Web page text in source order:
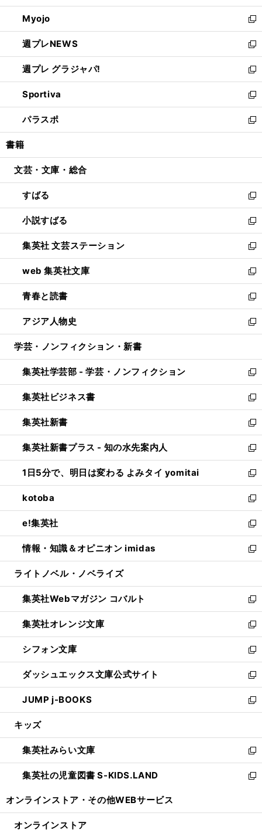
開
く
ウ
で
開
く
ン
ド
ウ
で
開
く
ウ
ィ
ン
ド
ウ
で
開
く
Myojo
新
し
い
ウ
ィ
ン
ド
ウ
で
開
週プレNEWS
新
し
い
ウ
ィ
ン
ド
ウ
開
週プレ グラジャパ!
新
し
い
ウ
ィ
ン
ウ
開
く
Sportiva
新
し
い
ウ
ン
ウ
で
開
く
パラスポ
新
し
ウ
ン
ド
ウ
で
開
く
書籍
文芸・文庫・総合
すばる
新
し
い
ウ
ィ
ン
ド
ウ
で
開
く
小説すばる
新
し
い
ウ
ィ
ン
ド
ウ
で
開
集英社 文芸ステーション
新
し
い
ウ
ィ
ン
ド
ウ
開
く
web 集英社文庫
新
し
い
ウ
ィ
ン
ウ
で
開
く
青春と読書
新
し
い
ウ
ン
ド
ウ
で
開
く
アジア人物史
新
し
ウ
ィ
ン
ド
ウ
で
開
く
学芸・ノンフィクション・新書
集英社学芸部 - 学芸・ノンフィクション
新
し
い
ウ
ィ
ン
ド
ウ
で
開
く
集英社ビジネス書
新
し
い
ウ
ィ
ン
ド
ウ
で
開
く
集英社新書
新
し
い
ウ
ィ
ン
ド
ウ
で
開
く
集英社新書プラス - 知の水先案内人
新
し
い
ウ
ィ
ン
ド
ウ
で
開
1日5分で、明日は変わる よみタイ yomitai
新
し
い
ウ
ィ
ン
ド
ウ
開
く
kotoba
新
し
い
ウ
ィ
ン
ウ
で
開
く
e!集英社
新
し
い
ウ
ン
ド
ウ
で
開
く
情報・知識＆オピニオン imidas
新
し
ウ
ィ
ン
ド
ウ
で
開
く
ライトノベル・ノベライズ
集英社Webマガジン コバルト
新
し
い
ウ
ィ
ン
ド
ウ
で
開
集英社オレンジ文庫
新
し
い
ウ
ィ
ン
ド
ウ
開
く
シフォン文庫
新
し
い
ウ
ィ
ン
ウ
で
開
く
ダッシュエックス文庫公式サイト
新
し
い
ウ
ン
ド
ウ
で
JUMP j-BOOKS
新
し
ウ
ィ
ン
ド
開
キッズ
集英社みらい文庫
新
し
い
ン
集英社の児童図書 S-KIDS.LAND
新
ウ
オンラインストア・ その他WEBサービス
オンラインストア